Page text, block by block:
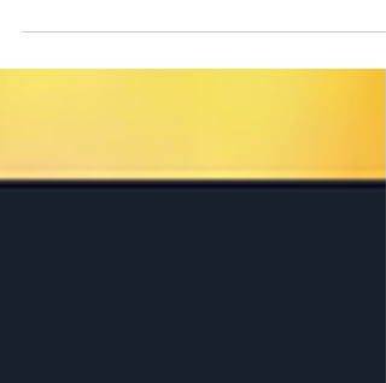
prazo do registro centralizado....